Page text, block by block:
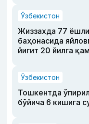
Ўзбекистон
Жиззахда 77
баҳонасида
йигит 20 йилга
Ўзбекистон
Тошкентда
бўйича 6 кишига